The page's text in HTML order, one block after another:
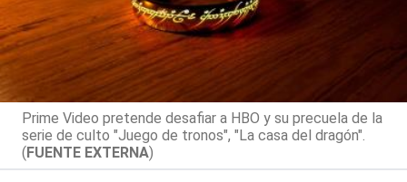
Prime Video pretende desafiar a HBO y su precuela de la
serie de culto "Juego de tronos", "La casa del dragón".
(FUENTE EXTERNA)